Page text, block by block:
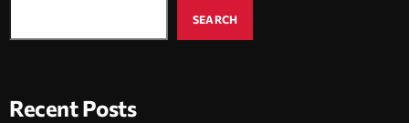
SEARCH
Recent Posts